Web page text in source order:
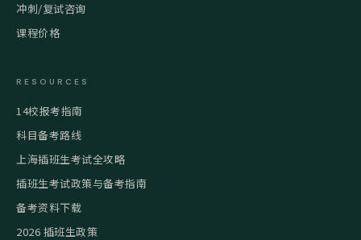
冲刺/复试咨询
课程价格
RESOURCES
14校报考指南
科目备考路线
上海插班生考试全攻略
插班生考试政策与备考指南
备考资料下载
2026 插班生政策